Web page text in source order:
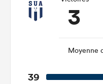
3
Moyenne
39